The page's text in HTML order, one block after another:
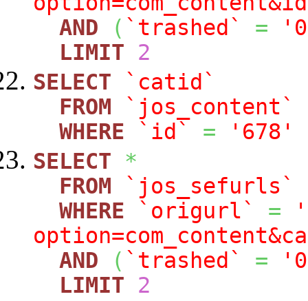
AND
( `trashed` =
LIMIT
2
SELECT
`catid`
FROM
`jos_content`
WHERE
`id` =
'678'
SELECT
*
FROM
`jos_sefurls`
WHERE
`origurl` =
AND
( `trashed` =
LIMIT
2